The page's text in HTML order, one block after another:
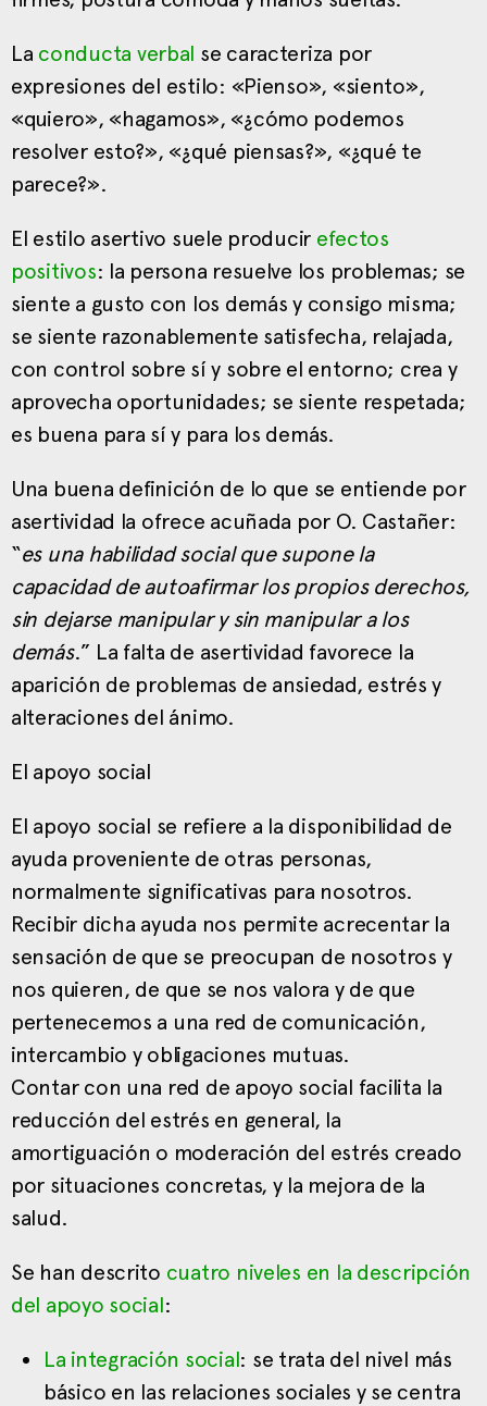
La conducta verbal se caracteriza por
expresiones del estilo: «Pienso», «siento»,
«quiero», «hagamos», «¿cómo podemos
resolver esto?», «¿qué piensas?», «¿qué te
parece?».
El estilo asertivo suele producir efectos
positivos: la persona resuelve los problemas; se
siente a gusto con los demás y consigo misma;
se siente razonablemente satisfecha, relajada,
con control sobre sí y sobre el entorno; crea y
aprovecha oportunidades; se siente respetada;
es buena para sí y para los demás.
Una buena definición de lo que se entiende por
asertividad la ofrece acuñada por O. Castañer:
“es una habilidad social que supone la
capacidad de autoafirmar los propios derechos,
sin dejarse manipular y sin manipular a los
demás.” La falta de asertividad favorece la
aparición de problemas de ansiedad, estrés y
alteraciones del ánimo.
El apoyo social
El apoyo social se refiere a la disponibilidad de
ayuda proveniente de otras personas,
normalmente significativas para nosotros.
Recibir dicha ayuda nos permite acrecentar la
sensación de que se preocupan de nosotros y
nos quieren, de que se nos valora y de que
pertenecemos a una red de comunicación,
intercambio y obligaciones mutuas.
Contar con una red de apoyo social facilita la
reducción del estrés en general, la
amortiguación o moderación del estrés creado
por situaciones concretas, y la mejora de la
salud.
Se han descrito cuatro niveles en la descripción
del apoyo social:
La integración social: se trata del nivel más
básico en las relaciones sociales y se centra